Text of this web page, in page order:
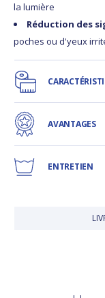
la lumière
Réduction des
poches ou d'yeux
AVANTAGES
ENTRETIEN